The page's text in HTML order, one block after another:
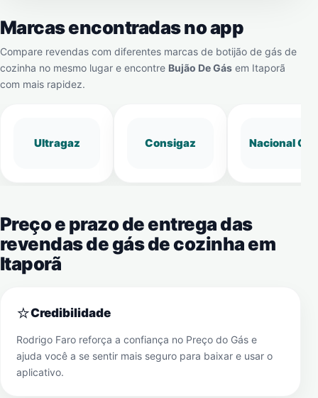
Marcas encontradas no app
Compare revendas com diferentes marcas de botijão de gás de
cozinha no mesmo lugar e encontre Bujão De Gás em Itaporã
com mais rapidez.
Ultragaz Consigaz Nacional Gás
Preço e prazo de entrega das
revendas de gás de cozinha em
Itaporã
⭐Credibilidade
Rodrigo Faro reforça a confiança no Preço do Gás e
ajuda você a se sentir mais seguro para baixar e usar o
aplicativo.